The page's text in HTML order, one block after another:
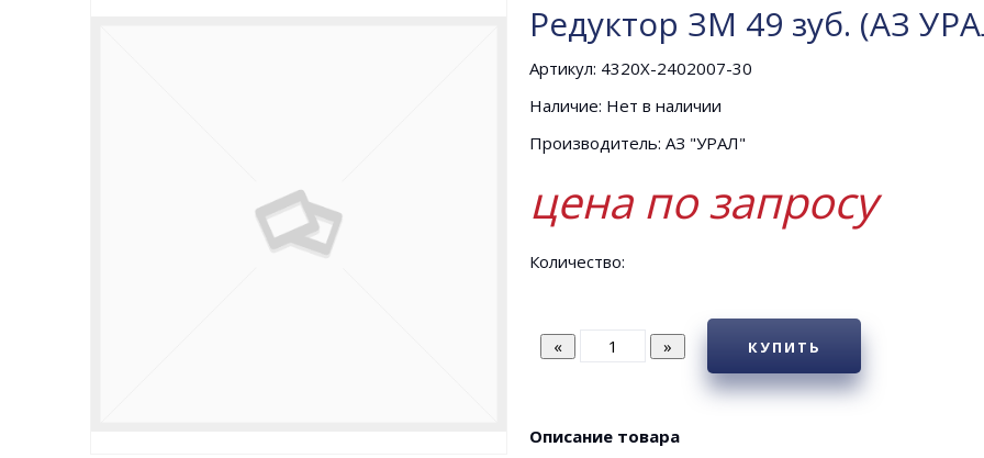
Редуктор ЗМ 49 зуб. (АЗ
Артикул: 4320Х-2402007-30
Наличие: Нет в наличии
Производитель: АЗ "УРАЛ"
цена по запросу
Количество:
КУПИТЬ
Описание товара